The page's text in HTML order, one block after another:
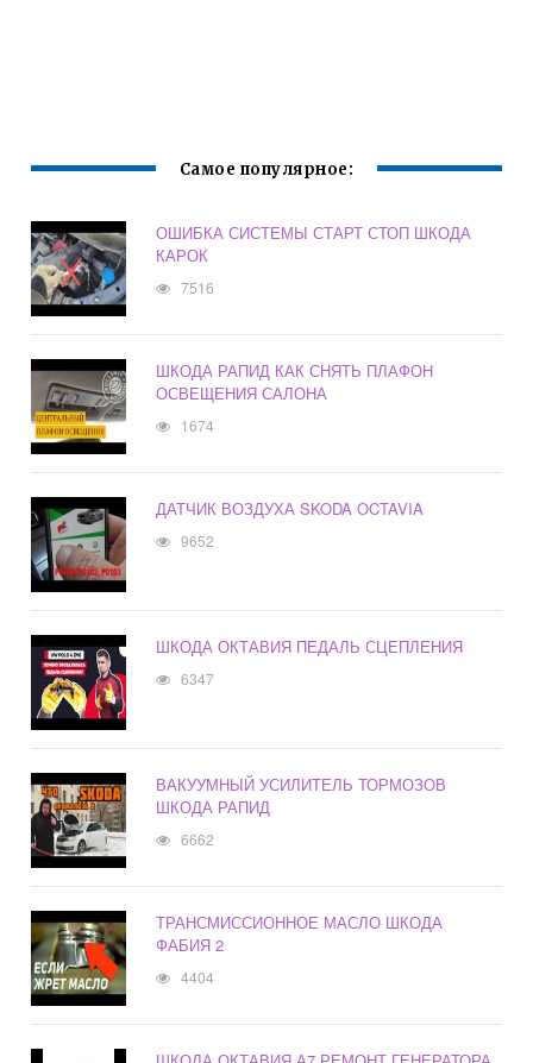
Самое популярное:
ОШИБКА СИСТЕМЫ СТАРТ СТОП ШКОДА
КАРОК
7516
ШКОДА РАПИД КАК СНЯТЬ ПЛАФОН
ОСВЕЩЕНИЯ САЛОНА
1674
ДАТЧИК ВОЗДУХА SKODA OCTAVIA
9652
ШКОДА ОКТАВИЯ ПЕДАЛЬ СЦЕПЛЕНИЯ
6347
ВАКУУМНЫЙ УСИЛИТЕЛЬ ТОРМОЗОВ
ШКОДА РАПИД
6662
ТРАНСМИССИОННОЕ МАСЛО ШКОДА
ФАБИЯ 2
4404